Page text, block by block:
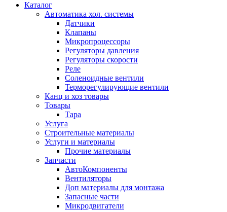
Каталог
Автоматика хол. системы
Датчики
Клапаны
Микропроцессоры
Регуляторы давления
Регуляторы скорости
Реле
Соленоидные вентили
Терморегулирующие вентили
Канц и хоз товары
Товары
Тара
Услуга
Строительные материалы
Услуги и материалы
Прочие материалы
Запчасти
АвтоКомпоненты
Вентиляторы
Доп материалы для монтажа
Запасные части
Микродвигатели